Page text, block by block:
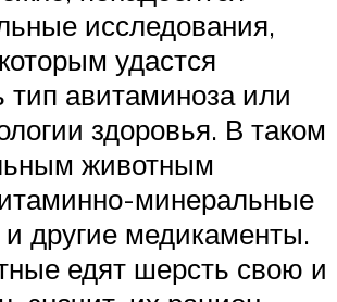
исследования,
удастся
тип авитаминоза или
здоровья. В таком
животным
минеральные
другие медикаменты.
едят шерсть свою и